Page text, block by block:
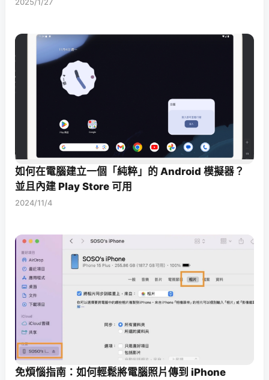
2025/1/27
如何在電腦建立一個「純粹」的 Android 模擬器？
並且內建 Play Store 可用
2024/11/4
免煩惱指南：如何輕鬆將電腦照片傳到 iPhone